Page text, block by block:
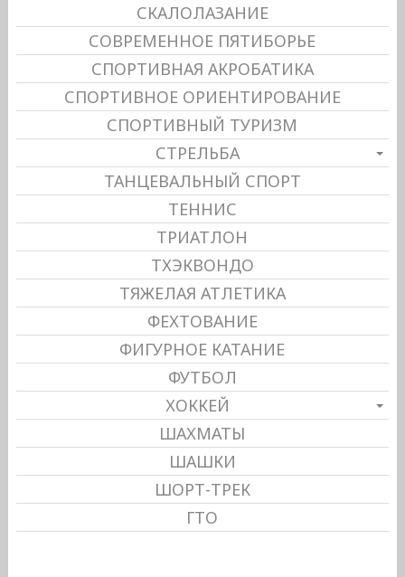
СКАЛОЛАЗАНИЕ
СОВРЕМЕННОЕ ПЯТИБОРЬЕ
СПОРТИВНАЯ АКРОБАТИКА
СПОРТИВНОЕ ОРИЕНТИРОВАНИЕ
СПОРТИВНЫЙ ТУРИЗМ
СТРЕЛЬБА
ТАНЦЕВАЛЬНЫЙ СПОРТ
ТЕННИС
ТРИАТЛОН
ТХЭКВОНДО
ТЯЖЕЛАЯ АТЛЕТИКА
ФЕХТОВАНИЕ
ФИГУРНОЕ КАТАНИЕ
ФУТБОЛ
ХОККЕЙ
ШАХМАТЫ
ШАШКИ
ШОРТ-ТРЕК
ГТО